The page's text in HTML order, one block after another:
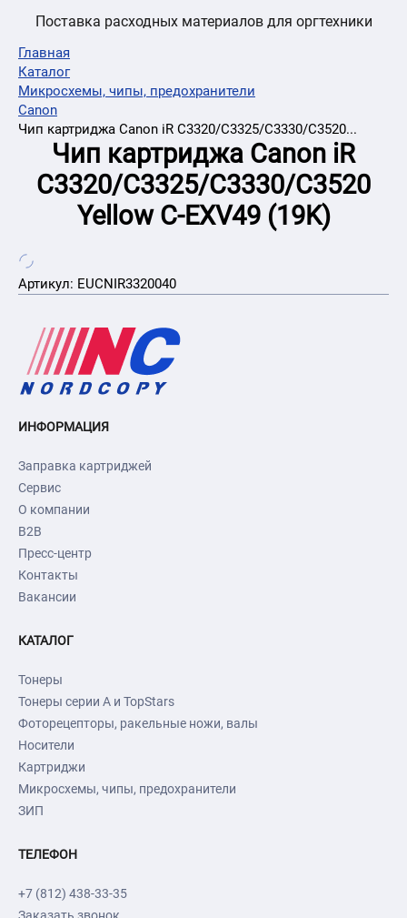
Поставка расходных материалов для оргтехники
Главная
Каталог
Микросхемы, чипы, предохранители
Canon
Чип картриджа Canon iR C3320/C3325/C3330/C3520...
Чип картриджа Canon iR
C3320/C3325/C3330/C3520
Yellow C-EXV49 (19K)
Артикул: EUCNIR3320040
ИНФОРМАЦИЯ
Заправка картриджей
Сервис
О компании
B2B
Пресс-центр
Контакты
Вакансии
КАТАЛОГ
Тонеры
Тонеры серии А и TopStars
Фоторецепторы, ракельные ножи, валы
Носители
Картриджи
Микросхемы, чипы, предохранители
ЗИП
ТЕЛЕФОН
+7 (812) 438-33-35